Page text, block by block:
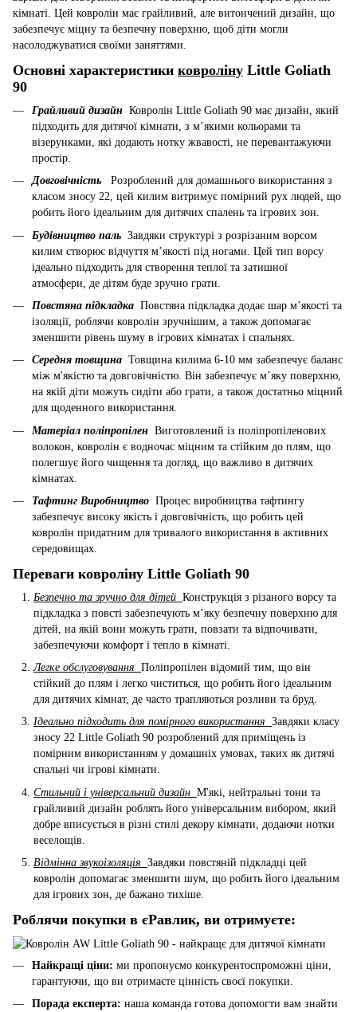
кімнаті. Цей ковролін має грайливий, але витончений дизайн, що
забезпечує міцну та безпечну поверхню, щоб діти могли
насолоджуватися своїми заняттями.
Основні характеристики ковроліну Little Goliath
90
Грайливий дизайн Ковролін Little Goliath 90 має дизайн, який
підходить для дитячої кімнати, з м’якими кольорами та
візерунками, які додають нотку жвавості, не перевантажуючи
простір.
Довговічність Розроблений для домашнього використання з
класом зносу 22, цей килим витримує помірний рух людей, що
робить його ідеальним для дитячих спалень та ігрових зон.
Будівництво паль Завдяки структурі з розрізаним ворсом
килим створює відчуття м’якості під ногами. Цей тип ворсу
ідеально підходить для створення теплої та затишної
атмосфери, де дітям буде зручно грати.
Повстяна підкладка Повстяна підкладка додає шар м’якості та
ізоляції, роблячи ковролін зручнішим, а також допомагає
зменшити рівень шуму в ігрових кімнатах і спальнях.
Середня товщина Товщина килима 6-10 мм забезпечує баланс
між м'якістю та довговічністю. Він забезпечує м’яку поверхню,
на якій діти можуть сидіти або грати, а також достатньо міцний
для щоденного використання.
Матеріал поліпропілен Виготовлений із поліпропіленових
волокон, ковролін є водночас міцним та стійким до плям, що
полегшує його чищення та догляд, що важливо в дитячих
кімнатах.
Тафтинг Виробництво Процес виробництва тафтингу
забезпечує високу якість і довговічність, що робить цей
ковролін придатним для тривалого використання в активних
середовищах.
Переваги ковроліну Little Goliath 90
Безпечно та зручно для дітей Конструкція з різаного ворсу та
підкладка з повсті забезпечують м’яку безпечну поверхню для
дітей, на якій вони можуть грати, повзати та відпочивати,
забезпечуючи комфорт і тепло в кімнаті.
Легке обслуговування Поліпропілен відомий тим, що він
стійкий до плям і легко чиститься, що робить його ідеальним
для дитячих кімнат, де часто трапляються розливи та бруд.
Ідеально підходить для помірного використання Завдяки класу
зносу 22 Little Goliath 90 розроблений для приміщень із
помірним використанням у домашніх умовах, таких як дитячі
спальні чи ігрові кімнати.
Стильний і універсальний дизайн М'які, нейтральні тони та
грайливий дизайн роблять його універсальним вибором, який
добре вписується в різні стилі декору кімнати, додаючи нотки
веселощів.
Відмінна звукоізоляція Завдяки повстяній підкладці цей
ковролін допомагає зменшити шум, що робить його ідеальним
для ігрових зон, де бажано тихіше.
Роблячи покупки в єРавлик, ви отримуєте:
Найкращі ціни: ми пропонуємо конкурентоспроможні ціни,
гарантуючи, що ви отримаєте цінність своєї покупки.
Порада експерта: наша команда готова допомогти вам знайти